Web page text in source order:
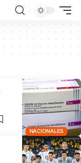
NACIONALES